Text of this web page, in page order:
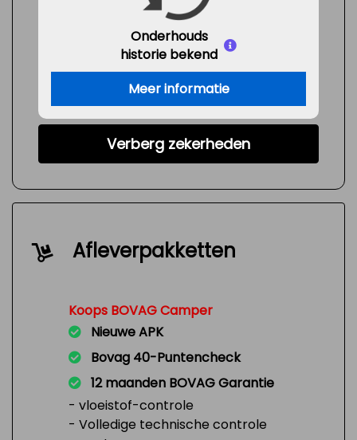
Onderhouds
historie bekend
Meer informatie
Verberg zekerheden
Afleverpakketten
Koops BOVAG Camper
Nieuwe APK
Bovag 40-Puntencheck
12 maanden BOVAG Garantie
- vloeistof-controle
- Volledige technische controle